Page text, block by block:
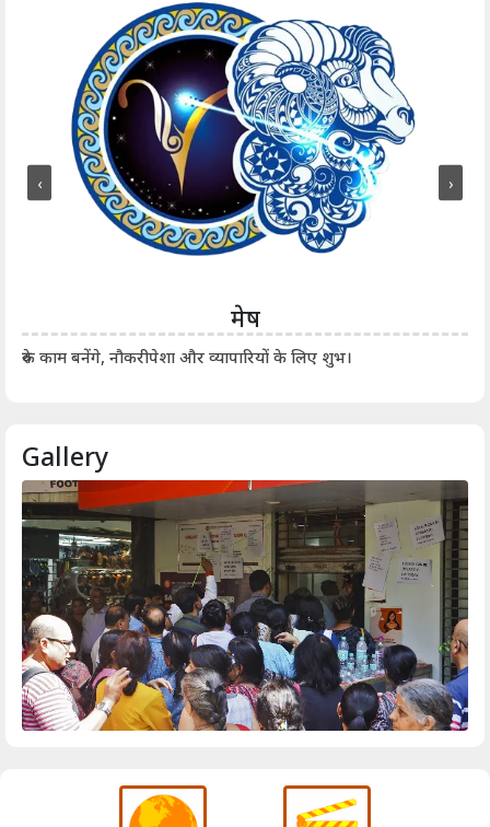
मेष
रुके काम बनेंगे, नौकरीपेशा और व्यापारियों के लिए शुभ।
‹ ›
Gallery